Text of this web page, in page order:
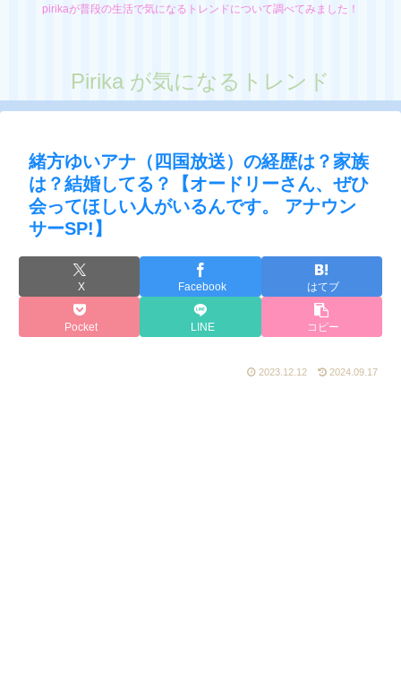
pirikaが普段の生活で気になるトレンドについて調べてみました！
Pirika が気になるトレンド
緒方ゆいアナ（四国放送）の経歴は？家族
は？結婚してる？【オードリーさん、ぜひ
会ってほしい人がいるんです。 アナウン
サーSP!】
X Facebook はてブ
Pocket LINE コピー
2023.12.12 2024.09.17